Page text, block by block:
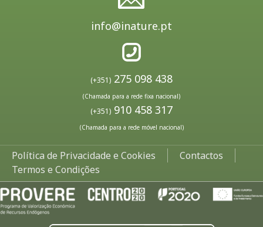
info@inature.pt
(+351) 275 098 438
(Chamada para a rede fixa nacional)
(+351) 910 458 317
(Chamada para a rede móvel nacional)
Política de Privacidade e Cookies
Contactos
Termos e Condições